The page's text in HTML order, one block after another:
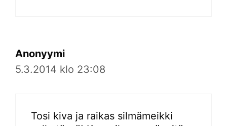
Anonyymi
5.3.2014 klo 23:08
Tosi kiva ja raikas silmämeikki